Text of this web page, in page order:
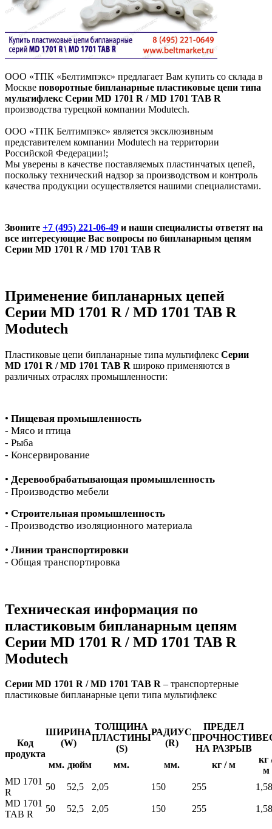
ООО «ТПК «Белтимпэкс» предлагает Вам купить со склада в
Москве поворотные бипланарные пластиковые цепи типа
мультифлекс Серии MD 1701 R / MD 1701 TAB R
производства турецкой компании Modutech.
ООО «ТПК Белтимпэкс» является эксклюзивным
представителем компании Modutech на территории
Российской Федерации!;
Мы уверены в качестве поставляемых пластинчатых цепей,
поскольку технический надзор за производством и контроль
качества продукции осуществляется нашими специалистами.
Звоните +7 (495) 221-06-49 и наши специалисты ответят на
все интересующие Вас вопросы по бипланарным цепям
Серии MD 1701 R / MD 1701 TAB R
Применение бипланарных цепей
Серии MD 1701 R / MD 1701 TAB R
Modutech
Пластиковые цепи бипланарные типа мультифлекс Серии
MD 1701 R / MD 1701 TAB R широко применяются в
различных отраслях промышленности:
• Пищевая промышленность
- Мясо и птица
- Рыба
- Консервирование
• Деревообрабатывающая промышленность
- Производство мебели
• Строительная промышленность
- Производство изоляционного материала
• Линии транспортировки
- Общая транспортировка
Техническая информация по
пластиковым бипланарным цепям
Серии MD 1701 R / MD 1701 TAB R
Modutech
Серии MD 1701 R / MD 1701 TAB R – транспортерные
пластиковые бипланарные цепи типа мультифлекс
Код
продукта
ШИРИНА
(W)
ТОЛЩИНА
ПЛАСТИНЫ
(S)
РАДИУС
(R)
ПРЕДЕЛ
ПРОЧНОСТИ
НА РАЗРЫВ
мм. дюйм мм. мм. кг / м
кг
м
MD 1701
R
50 52,5 2,05 150 255
1,58
MD 1701
TAB R
50 52,5 2,05 150 255 1,58